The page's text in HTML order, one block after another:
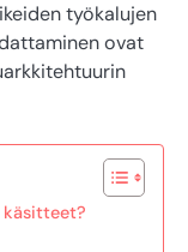
työkalujen
ovat
käsitteet?